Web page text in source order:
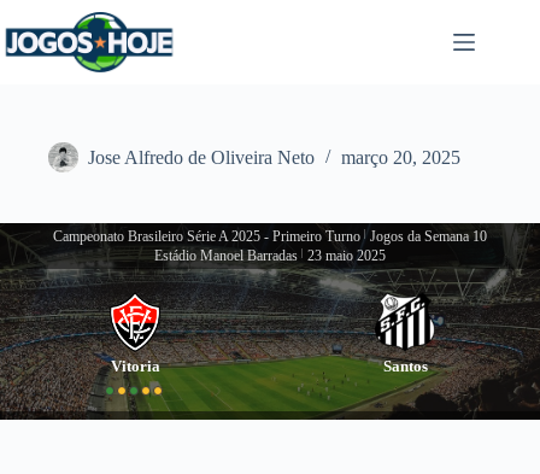
para
o
Jose Alfredo de Oliveira Neto março 20, 2025
Campeonato Brasileiro Série A 2025 - Primeiro Turno | Jogos da Semana 10
Estádio Manoel Barradas 23 maio 2025
Vitoria Santos